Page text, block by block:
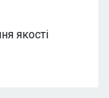
якості